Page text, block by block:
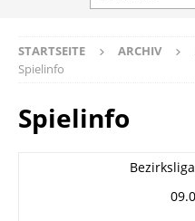
STARTSEITE ARCHIV
Spielinfo
Spielinfo